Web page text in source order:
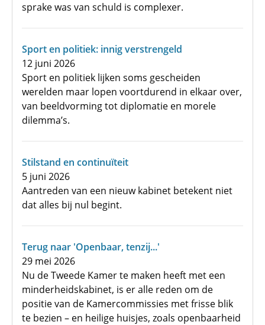
sprake was van schuld is complexer.
Sport en politiek: innig verstrengeld
12 juni 2026
Sport en politiek lijken soms gescheiden
werelden maar lopen voortdurend in elkaar over,
van beeldvorming tot diplomatie en morele
dilemma’s.
Stilstand en continuïteit
5 juni 2026
Aantreden van een nieuw kabinet betekent niet
dat alles bij nul begint.
Terug naar 'Openbaar, tenzij...'
29 mei 2026
Nu de Tweede Kamer te maken heeft met een
minderheidskabinet, is er alle reden om de
positie van de Kamercommissies met frisse blik
te bezien – en heilige huisjes, zoals openbaarheid